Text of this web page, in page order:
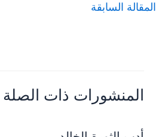
المقالة السابقة
المنشورات ذات الصلة